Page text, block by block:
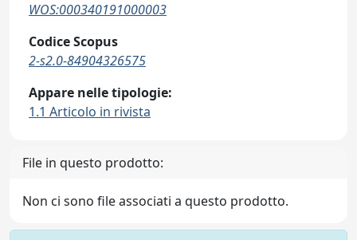
WOS:000340191000003
Codice Scopus
2-s2.0-84904326575
Appare nelle tipologie:
1.1 Articolo in rivista
File in questo prodotto:
Non ci sono file associati a questo prodotto.